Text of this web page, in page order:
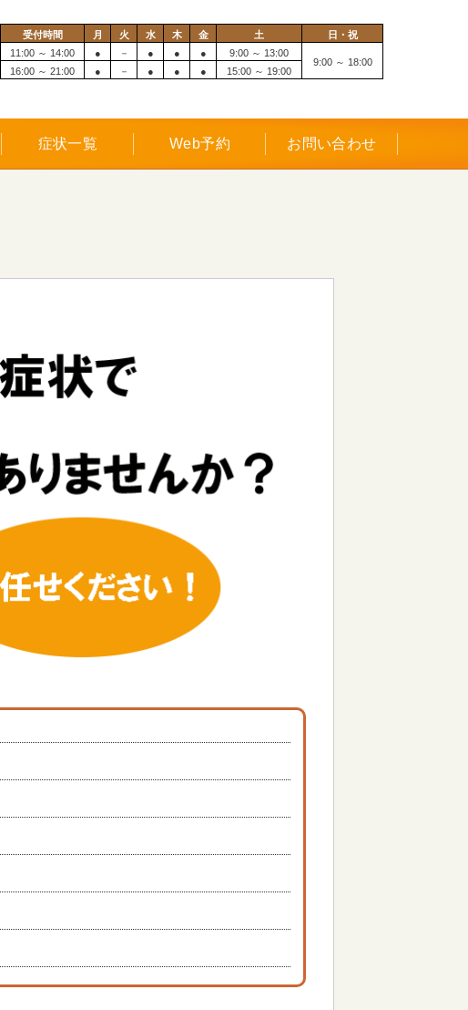
受付時間 月 火 水 木 金 土
日・祝
11:00 ～ 14:00
● － ● ● ●
9:00 ～ 13:00
9:00 ～ 18:00
16:00 ～ 21:00
● － ● ● ● 15:00 ～ 19:00
症状一覧 Web予約 お問い合わせ